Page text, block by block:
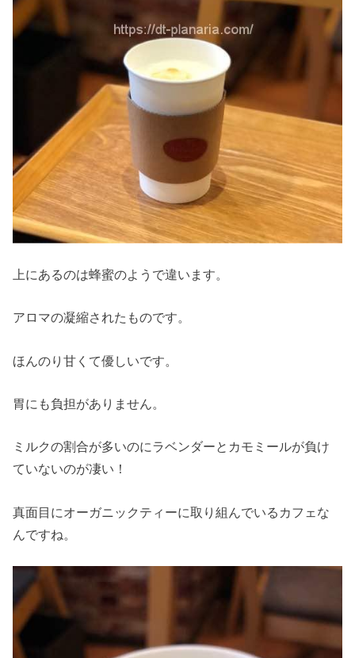
上にあるのは蜂蜜のようで違います。
アロマの凝縮されたものです。
ほんのり甘くて優しいです。
胃にも負担がありません。
ミルクの割合が多いのにラベンダーとカモミールが負け
ていないのが凄い！
真面目にオーガニックティーに取り組んでいるカフェな
んですね。